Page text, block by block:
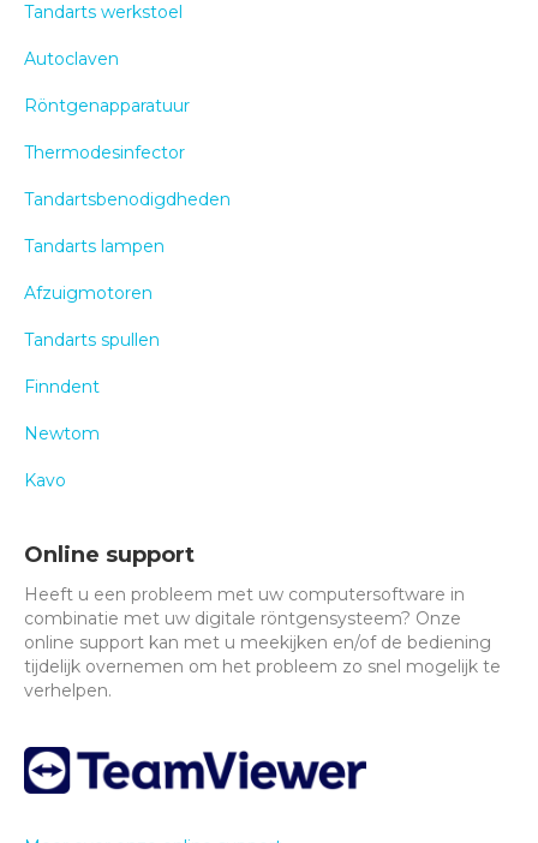
Tandarts werkstoel
Autoclaven
Röntgenapparatuur
Thermodesinfector
Tandartsbenodigdheden
Tandarts lampen
Afzuigmotoren
Tandarts spullen
Finndent
Newtom
Kavo
Online support
Heeft u een probleem met uw computersoftware in
combinatie met uw digitale röntgensysteem? Onze
online support kan met u meekijken en/of de bediening
tijdelijk overnemen om het probleem zo snel mogelijk te
verhelpen.